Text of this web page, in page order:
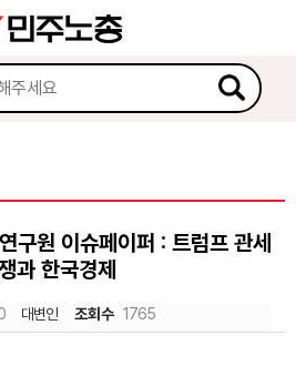
구원 이슈페이퍼 : 트럼프 관세
과 한국경제
대변인 조회수 1765
스케치북5
스케치북5